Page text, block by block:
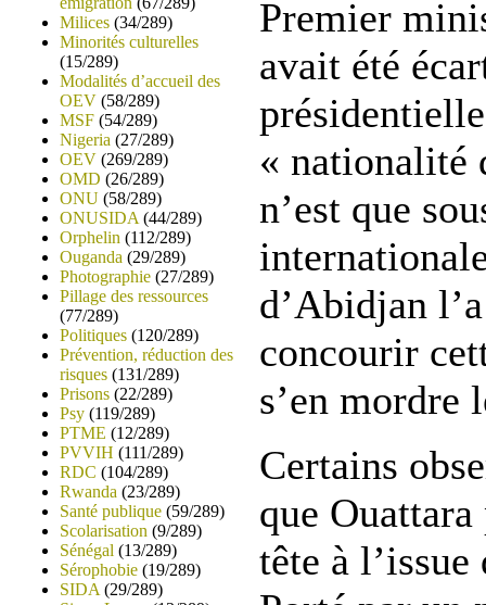
Milices (34/289)
Minorités culturelles
(15/289)
Modalités d’accueil des
OEV (58/289)
MSF (54/289)
Nigeria (27/289)
OEV (269/289)
OMD (26/289)
ONU (58/289)
ONUSIDA (44/289)
Orphelin (112/289)
Ouganda (29/289)
Photographie (27/289)
Pillage des ressources
(77/289)
Politiques (120/289)
Prévention, réduction des
risques (131/289)
Prisons (22/289)
Psy (119/289)
PTME (12/289)
PVVIH (111/289)
RDC (104/289)
Rwanda (23/289)
Santé publique (59/289)
Scolarisation (9/289)
Sénégal (13/289)
Sérophobie (19/289)
SIDA (29/289)
Premier
avait été
« nationalité
n’est que
d’Abidjan
concourir
s’en mordre
Certains
que
tête à